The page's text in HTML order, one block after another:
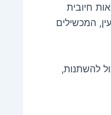
חיובית
המכשילים
להשתנות,